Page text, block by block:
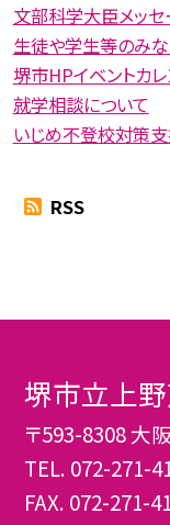
文部科学大臣メッ
生徒や学生等のみ
堺市HPイベントカ
就学相談について
いじめ不登校対策
RSS
堺市立上
〒593-8308 大
TEL. 072-271-
FAX. 072-271-